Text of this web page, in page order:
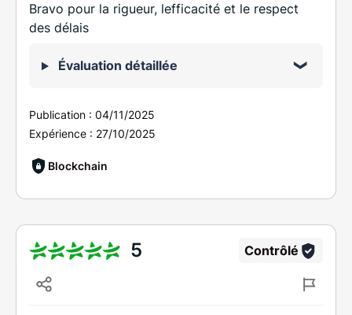
Bravo pour la rigueur, lefficacité et le respect
des délais
Évaluation détaillée
Publication : 04/11/2025
Expérience : 27/10/2025
Blockchain
5 Contrôlé